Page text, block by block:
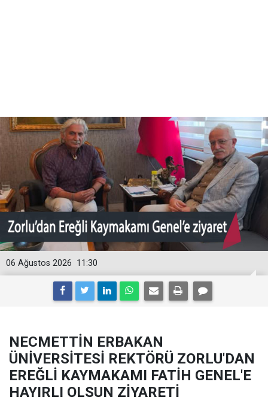
11:30
06 Ağustos 2026
NECMETTİN ERBAKAN
ÜNİVERSİTESİ REKTÖRÜ ZORLU'DAN
EREĞLİ KAYMAKAMI FATİH GENEL'E
HAYIRLI OLSUN ZİYARETİ